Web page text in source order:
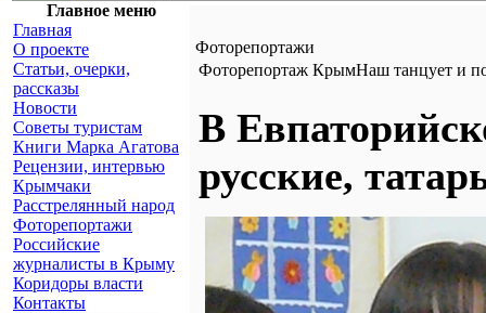
Главное меню
Главная
О проекте
Статьи, очерки,
рассказы
Новости
Советы туристам
Книги Марка Агатова
Рецензии, интервью
Крымчаки
Расстрелянный народ
Фоторепортажи
Российские
журналисты в Крыму
Коридоры власти
Контакты
Фоторепортажи
Фоторепортаж КрымНаш танцует и
В
русские,